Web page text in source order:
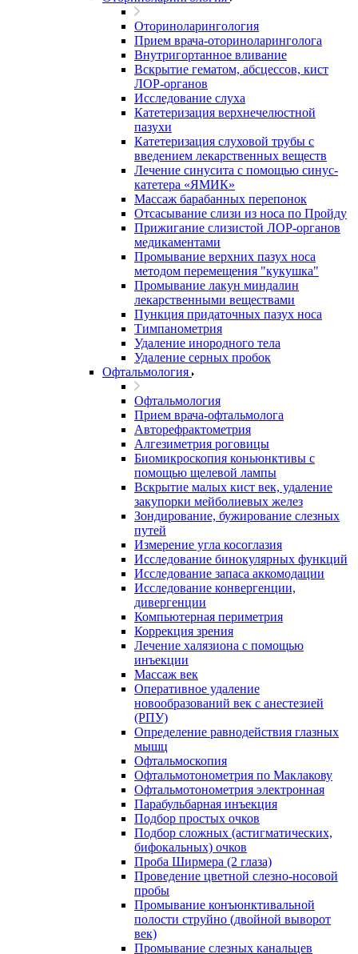
Оториноларингология
Прием врача-оториноларинголога
Внутригортанное вливание
Вскрытие гематом, абсцессов, кист
ЛОР-органов
Исследование слуха
Катетеризация верхнечелюстной
пазухи
Катетеризация слуховой трубы с
введением лекарственных веществ
Лечение синусита с помощью синус-
катетера «ЯМИК»
Массаж барабанных перепонок
Отсасывание слизи из носа по Пройду
Прижигание слизистой ЛОР-органов
медикаментами
Промывание верхних пазух носа
методом перемещения "кукушка"
Промывание лакун миндалин
лекарственными веществами
Пункция придаточных пазух носа
Тимпанометрия
Удаление инородного тела
Удаление серных пробок
Офтальмология
Офтальмология
Прием врача-офтальмолога
Авторефрактометрия
Алгезиметрия роговицы
Биомикроскопия коньюнктивы с
помощью щелевой лампы
Вскрытие малых кист век, удаление
закупорки мейболиевых желез
Зондирование, бужирование слезных
путей
Измерение угла косоглазия
Исследование бинокулярных функций
Исследование запаса аккомодации
Исследование конвергенции,
дивергенции
Компьютерная периметрия
Коррекция зрения
Лечение халязиона с помощью
инъекции
Массаж век
Оперативное удаление
новообразований век с анестезией
(РПУ)
Определение равнодействия глазных
мышц
Офтальмоскопия
Офтальмотонометрия по Маклакову
Офтальмотонометрия электронная
Парабульбарная инъекция
Подбор простых очков
Подбор сложных (астигматических,
бифокальных) очков
Проба Ширмера (2 глаза)
Проведение цветной слезно-носовой
пробы
Промывание конъюнктивальной
полости струйно (двойной выворот
век)
Промывание слезных канальцев